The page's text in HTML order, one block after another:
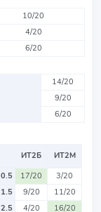
10/20
4/20
6/20
14/20
9/20
6/20
ИТ2Б
ИТ2М
0.5
17/20
3/20
1.5
9/20
11/20
2.5
4/20
16/20